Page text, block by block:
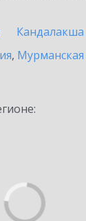
Кандалакша
, Мурманская